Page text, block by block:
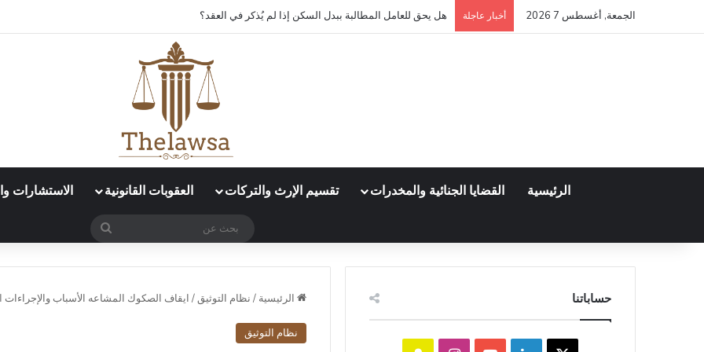
الجمعة, أغسطس 7 2026 أخبار عاجلة هل يحق للعامل المطالبة ببدل السكن إذا لم يُذكر في العقد؟
الرئيسية القضايا الجنائية والمخدرات تقسيم الإرث والتركات العقوبات القانونية الاستشارات
بحث
الرئيسية / نظام التوثيق/ ايقاف الصكوك المشاعه الأسباب والإجراءات
نظام التوثيق
حساباتنا